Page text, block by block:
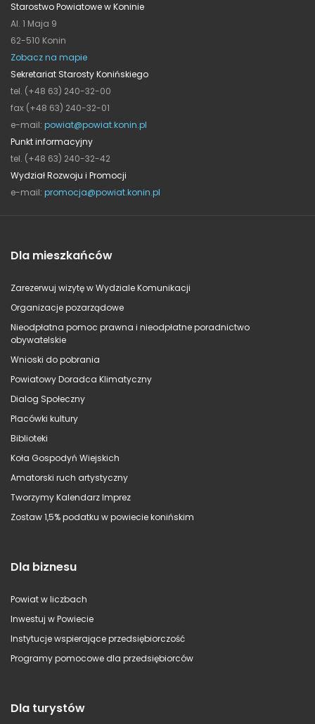
Starostwo Powiatowe w Koninie
Al. 1 Maja 9
62-510 Konin
Zobacz na mapie
Sekretariat Starosty Konińskiego
tel. (+48 63) 240-32-00
fax (+48 63) 240-32-01
e-mail: powiat@powiat.konin.pl
Punkt informacyjny
tel. (+48 63) 240-32-42
Wydział Rozwoju i Promocji
e-mail: promocja@powiat.konin.pl
Dla mieszkańców
Zarezerwuj wizytę w Wydziale Komunikacji
Organizacje pozarządowe
Nieodpłatna pomoc prawna i nieodpłatne poradnictwo
obywatelskie
Wnioski do pobrania
Powiatowy Doradca Klimatyczny
Dialog Społeczny
Placówki kultury
Biblioteki
Koła Gospodyń Wiejskich
Amatorski ruch artystyczny
Tworzymy Kalendarz Imprez
Zostaw 1,5% podatku w powiecie konińskim
Dla biznesu
Powiat w liczbach
Inwestuj w Powiecie
Instytucje wspierające przedsiębiorczość
Programy pomocowe dla przedsiębiorców
Dla turystów